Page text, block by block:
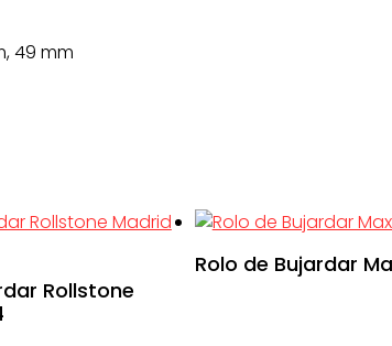
49 mm
Rollstone
Rolo de Bujardar